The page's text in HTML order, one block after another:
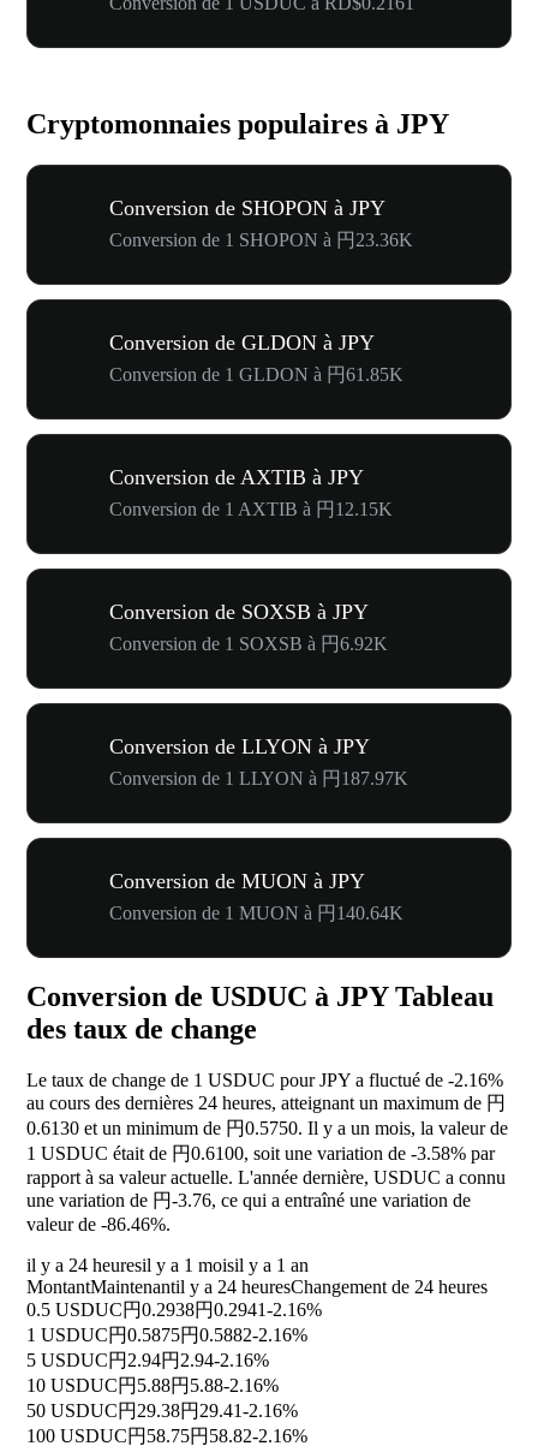
Cryptomonnaies populaires à JPY
Conversion de SHOPON à JPY
Conversion de 1 SHOPON à 円23.36K
Conversion de GLDON à JPY
Conversion de 1 GLDON à 円61.85K
Conversion de AXTIB à JPY
Conversion de 1 AXTIB à 円12.15K
Conversion de SOXSB à JPY
Conversion de 1 SOXSB à 円6.92K
Conversion de LLYON à JPY
Conversion de 1 LLYON à 円187.97K
Conversion de MUON à JPY
Conversion de 1 MUON à 円140.64K
Conversion de USDUC à JPY Tableau
des taux de change
Le taux de change de 1 USDUC pour JPY a fluctué de -2.16%
au cours des dernières 24 heures, atteignant un maximum de 円
0.6130 et un minimum de 円0.5750. Il y a un mois, la valeur de
1 USDUC était de 円0.6100, soit une variation de -3.58% par
rapport à sa valeur actuelle. L'année dernière, USDUC a connu
une variation de 円-3.76, ce qui a entraîné une variation de
valeur de -86.46%.
il y a 24 heuresil y a 1 moisil y a 1 an
MontantMaintenantil y a 24 heuresChangement de 24 heures
0.5 USDUC円0.2938円0.2941-2.16%
1 USDUC円0.5875円0.5882-2.16%
5 USDUC円2.94円2.94-2.16%
10 USDUC円5.88円5.88-2.16%
50 USDUC円29.38円29.41-2.16%
100 USDUC円58.75円58.82-2.16%